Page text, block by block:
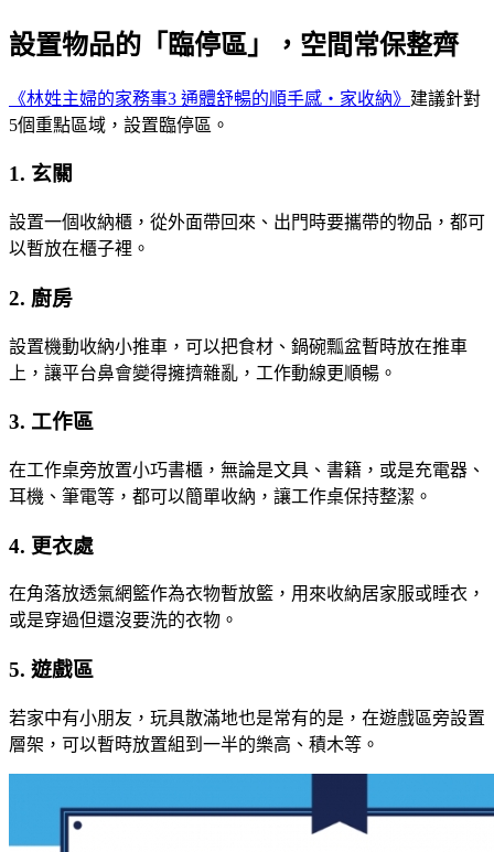
設置物品的「臨停區」，空間常保整齊
《林姓主婦的家務事3 通體舒暢的順手感‧家收納》 建議針對
5個重點區域，設置臨停區。
1. 玄關
設置一個收納櫃，從外面帶回來、出門時要攜帶的物品，都可
以暫放在櫃子裡。
2. 廚房
設置機動收納小推車，可以把食材、鍋碗瓢盆暫時放在推車
上，讓平台鼻會變得擁擠雜亂，工作動線更順暢。
3. 工作區
在工作桌旁放置小巧書櫃，無論是文具、書籍，或是充電器、
耳機、筆電等，都可以簡單收納，讓工作桌保持整潔。
4. 更衣處
在角落放透氣網籃作為衣物暫放籃，用來收納居家服或睡衣，
或是穿過但還沒要洗的衣物。
5. 遊戲區
若家中有小朋友，玩具散滿地也是常有的是，在遊戲區旁設置
層架，可以暫時放置組到一半的樂高、積木等。